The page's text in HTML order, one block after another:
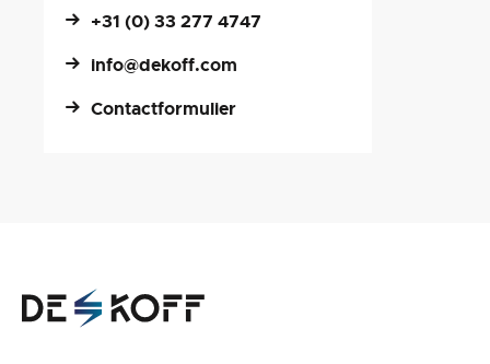
+31 (0) 33 277 4747
info@dekoff.com
Contactformulier